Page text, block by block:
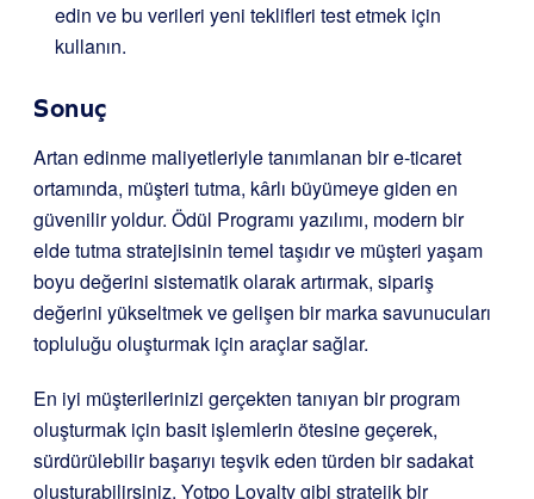
edin ve bu verileri yeni teklifleri test etmek için
kullanın.
Sonuç
Artan edinme maliyetleriyle tanımlanan bir e-ticaret
ortamında, müşteri tutma, kârlı büyümeye giden en
güvenilir yoldur. Ödül Programı yazılımı, modern bir
elde tutma stratejisinin temel taşıdır ve müşteri yaşam
boyu değerini sistematik olarak artırmak, sipariş
değerini yükseltmek ve gelişen bir marka savunucuları
topluluğu oluşturmak için araçlar sağlar.
En iyi müşterilerinizi gerçekten tanıyan bir program
oluşturmak için basit işlemlerin ötesine geçerek,
sürdürülebilir başarıyı teşvik eden türden bir sadakat
oluşturabilirsiniz. Yotpo Loyalty gibi stratejik bir